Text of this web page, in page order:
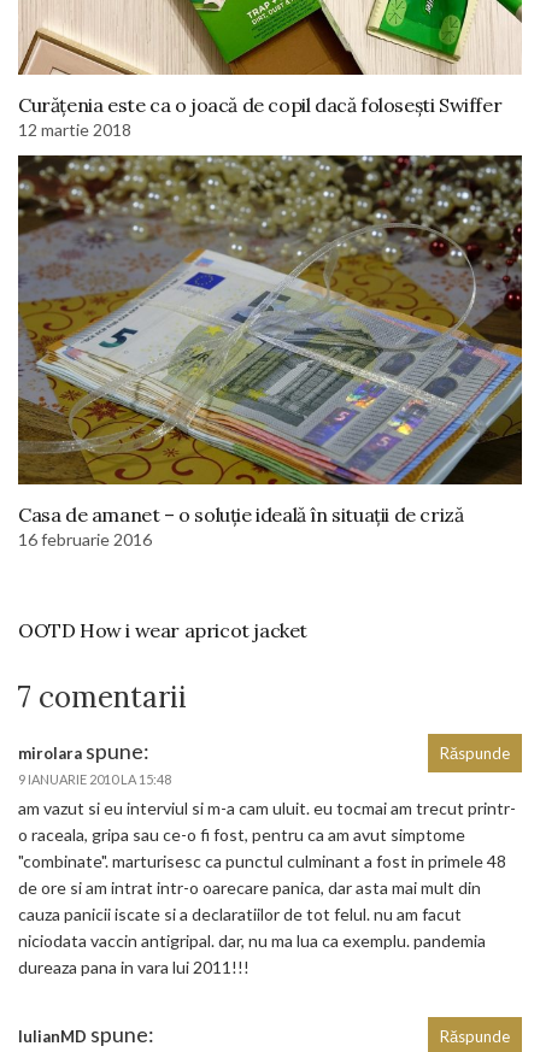
Curățenia este ca o joacă de copil dacă folosești Swiffer
12 martie 2018
Casa de amanet – o soluție ideală în situații de criză
16 februarie 2016
OOTD How i wear apricot jacket
7 comentarii
mirolara spune:
9 IANUARIE 2010 LA 15:48
am vazut si eu interviul si m-a cam uluit. eu tocmai am trecut printr-
o raceala, gripa sau ce-o fi fost, pentru ca am avut simptome
"combinate". marturisesc ca punctul culminant a fost in primele 48
de ore si am intrat intr-o oarecare panica, dar asta mai mult din
cauza panicii iscate si a declaratiilor de tot felul. nu am facut
niciodata vaccin antigripal. dar, nu ma lua ca exemplu. pandemia
dureaza pana in vara lui 2011!!!
Răspunde
IulianMD spune: Răspunde